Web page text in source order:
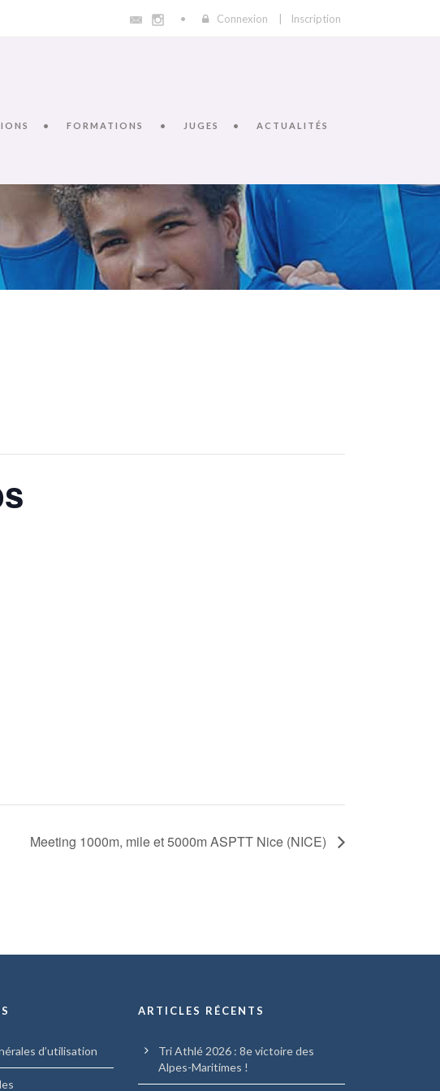
Connexion Inscription
FORMATIONS JUGES ACTUALITÉS
Meeting 1000m, mile et 5000m ASPTT Nice (NICE)
d’utilisation
ARTICLES RÉCENTS
Tri Athlé 2026 : 8e victoire des
Alpes-Maritimes !